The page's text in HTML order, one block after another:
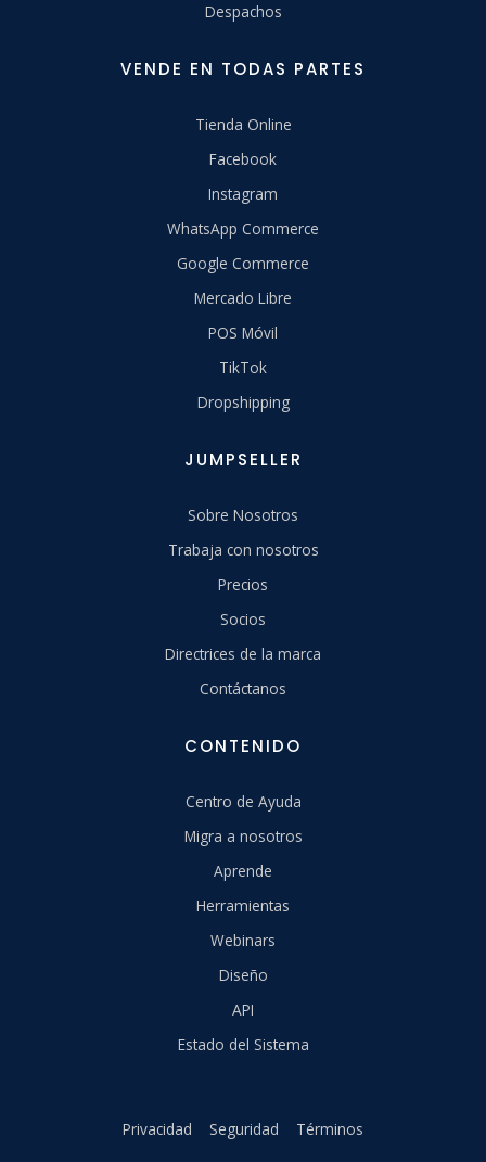
Despachos
VENDE EN TODAS PARTES
Tienda Online
Facebook
Instagram
WhatsApp Commerce
Google Commerce
Mercado Libre
POS Móvil
TikTok
Dropshipping
JUMPSELLER
Sobre Nosotros
Trabaja con nosotros
Precios
Socios
Directrices de la marca
Contáctanos
CONTENIDO
Centro de Ayuda
Migra a nosotros
Aprende
Herramientas
Webinars
Diseño
API
Estado del Sistema
Privacidad Seguridad Términos